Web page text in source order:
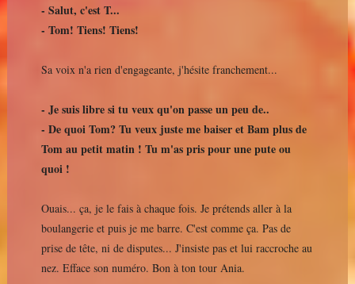
- Salut, c'est T...
- Tom! Tiens! Tiens!
Sa voix n'a rien d'engageante, j'hésite franchement...
- Je suis libre si tu veux qu'on passe un peu de..
- De quoi Tom? Tu veux juste me baiser et Bam plus de
Tom au petit matin ! Tu m'as pris pour une pute ou
quoi !
Ouais... ça, je le fais à chaque fois. Je prétends aller à la
boulangerie et puis je me barre. C'est comme ça. Pas de
prise de tête, ni de disputes... J'insiste pas et lui raccroche au
nez. Efface son numéro. Bon à ton tour Ania.